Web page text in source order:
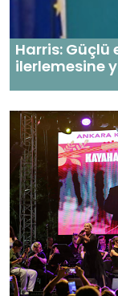
Harris: Güçlü
ilerlemesine